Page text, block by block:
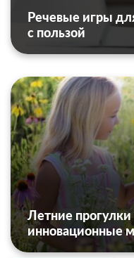
Речевые игры
с пользой
Летние
инновационные